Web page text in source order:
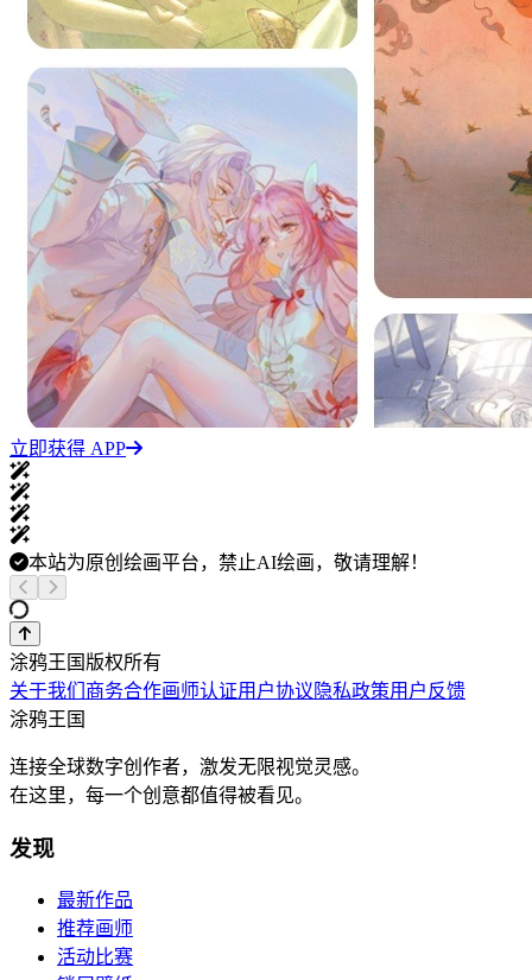
立即获得 APP
本站为原创绘画平台，禁止AI绘画，敬请理解！
涂鸦王国版权所有
关于我们 商务合作画师认证用户协议 隐私政策用户反馈
涂鸦王国
连接全球数字创作者，激发无限视觉灵感。
在这里，每一个创意都值得被看见。
发现
最新作品
推荐画师
活动比赛